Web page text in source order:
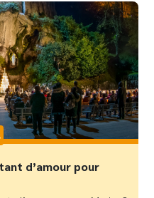
d’amour pour